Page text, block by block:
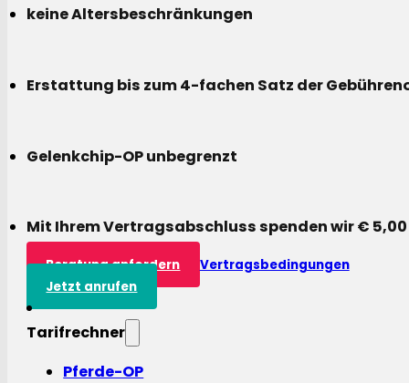
keine Altersbeschränkungen
Erstattung bis zum 4-fachen Satz der
Gelenkchip-OP unbegrenzt
Mit Ihrem Vertragsabschluss spenden wir €
Beratung anfordern
Vertragsbedingungen
Jetzt anrufen
Tarifrechner
Pferde-OP